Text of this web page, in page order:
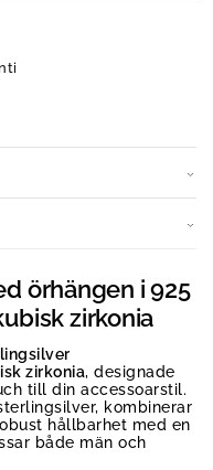
örhängen i 925
zirkonia
zirkonia, designade
till din accessoarstil.
kombinerar
hållbarhet med en
både män och